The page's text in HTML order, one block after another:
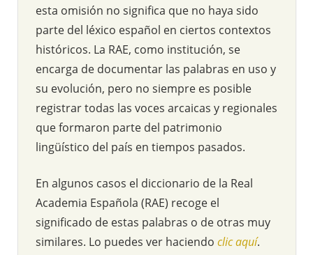
esta omisión no significa que no haya sido
parte del léxico español en ciertos contextos
históricos. La RAE, como institución, se
encarga de documentar las palabras en uso y
su evolución, pero no siempre es posible
registrar todas las voces arcaicas y regionales
que formaron parte del patrimonio
lingüístico del país en tiempos pasados.
En algunos casos el diccionario de la Real
Academia Española (RAE) recoge el
significado de estas palabras o de otras muy
similares. Lo puedes ver haciendo clic aquí.